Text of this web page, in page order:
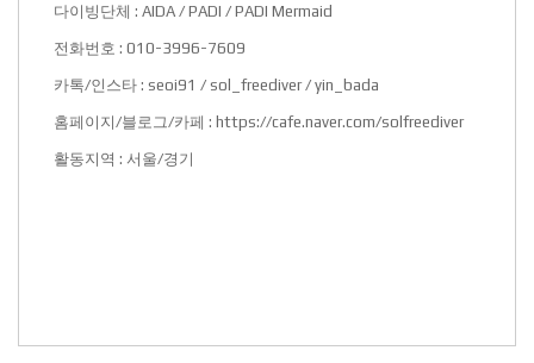
다이빙단체 : AIDA / PADI / PADI Mermaid
전화번호 : 010-3996-7609
카톡/인스타 : seoi91 / sol_freediver / yin_bada
홈페이지/블로그/카페 :https://cafe.naver.com/solfreediver
활동지역 : 서울/경기